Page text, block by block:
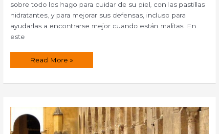
sobre todo los hago para cuidar de su piel, con las pastillas
hidratantes, y para mejorar sus defensas, incluso para
ayudarlas a encontrarse mejor cuando están malitas. En
este
Burbujas
peques
Read More »